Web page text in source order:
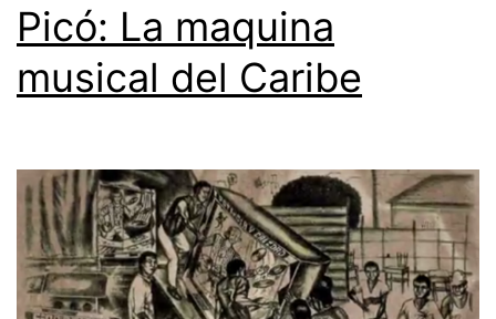
Picó: La maquina
musical del Caribe